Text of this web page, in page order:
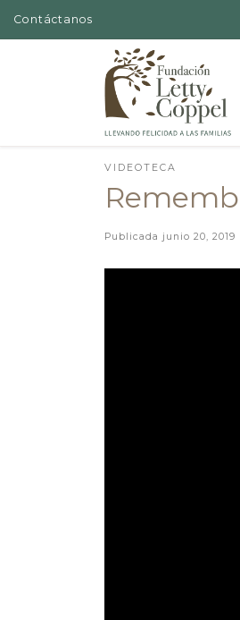
Skip to content
Contáctanos
VIDEOTECA
Publicada junio 20, 2019